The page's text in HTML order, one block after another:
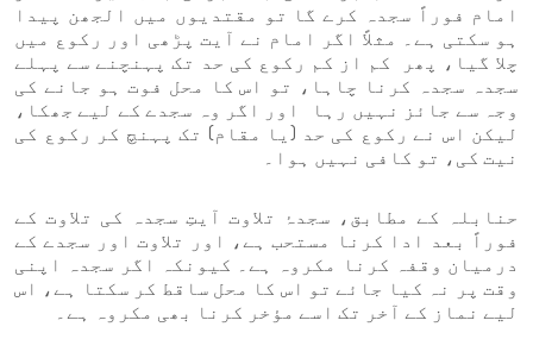
امام فوراً سجدہ کرے گا تو مقتدیوں میں الجھن پیدا
ہو سکتی ہے۔ مثلاً اگر امام نے آیت پڑھی اور رکوع میں
چلا گیا، پھر کم از کم رکوع کی حد تک پہنچنے سے پہلے
سجدہ سجدہ کرنا چاہا، تو اس کا محل فوت ہو جانے کی
وجہ سے جائز نہیں رہا اور اگر وہ سجدے کے لیے جھکا،
لیکن اس نے رکوع کی حد (یا مقام) تک پہنچ کر رکوع کی
نیت کی، تو کافی نہیں ہوا۔
حنابلہ کے مطابق، سجدۂ تلاوت آیتِ سجدہ کی تلاوت کے
فوراً بعد ادا کرنا مستحب ہے، اور تلاوت اور سجدے کے
درمیان وقفہ کرنا مکروہ ہے۔ کیونکہ اگر سجدہ اپنی
وقت پر نہ کیا جائے تو اس کا محل ساقط کر سکتا ہے، اس
لیے نماز کے آخر تک اسے مؤخر کرنا بھی مکروہ ہے۔